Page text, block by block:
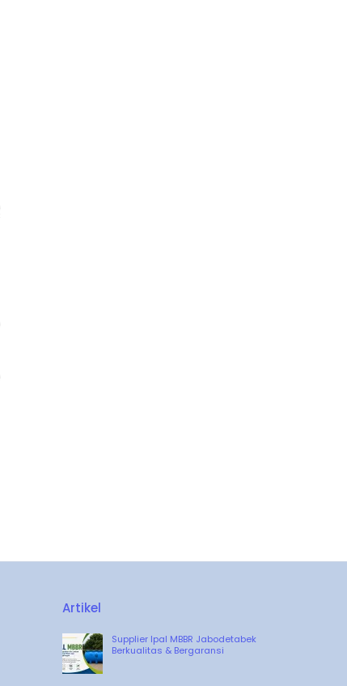
Artikel
Supplier Ipal MBBR Jabodetabek
Berkualitas & Bergaransi